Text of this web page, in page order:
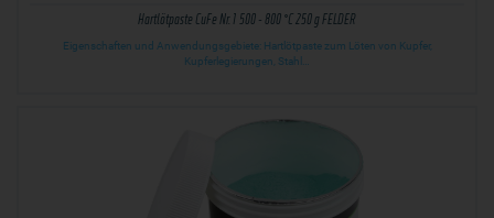
Hartlötpaste CuFe Nr.1 500 - 800 °C 250 g FELDER
Eigenschaften und Anwendungsgebiete: Hartlötpaste zum Löten von Kupfer,
Kupferlegierungen, Stahl…